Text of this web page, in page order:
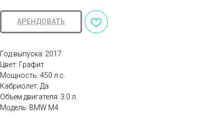
АРЕНДОВАТЬ
Год выпуска: 2017
Цвет: Графит
Мощность: 450 л.с.
Кабриолет: Да
Объем двигателя: 3.0 л.
Модель: BMW M4